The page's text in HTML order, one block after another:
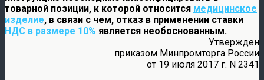
товарной позиции, к которой относится медицинское
изделие, в связи с чем, отказ в применении ставки
НДС в размере 10% является необоснованным.
Утвержден
приказом Минпромторга России
от 19 июля 2017 г. N 2341